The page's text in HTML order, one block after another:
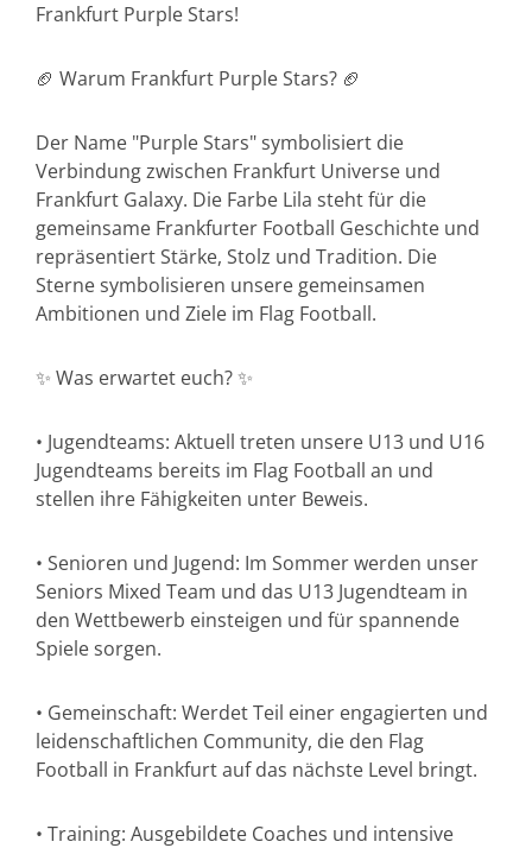
Frankfurt Purple Stars!
🏈 Warum Frankfurt Purple Stars? 🏈
Der Name "Purple Stars" symbolisiert die
Verbindung zwischen Frankfurt Universe und
Frankfurt Galaxy. Die Farbe Lila steht für die
gemeinsame Frankfurter Football Geschichte und
repräsentiert Stärke, Stolz und Tradition. Die
Sterne symbolisieren unsere gemeinsamen
Ambitionen und Ziele im Flag Football.
✨ Was erwartet euch? ✨
• Jugendteams: Aktuell treten unsere U13 und U16
Jugendteams bereits im Flag Football an und
stellen ihre Fähigkeiten unter Beweis.
• Senioren und Jugend: Im Sommer werden unser
Seniors Mixed Team und das U13 Jugendteam in
den Wettbewerb einsteigen und für spannende
Spiele sorgen.
• Gemeinschaft: Werdet Teil einer engagierten und
leidenschaftlichen Community, die den Flag
Football in Frankfurt auf das nächste Level bringt.
• Training: Ausgebildete Coaches und intensive